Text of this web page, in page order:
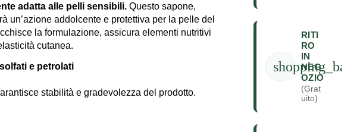
adatta alle pelli sensibili.Questo sapone,
un’azione addolcente e protettiva per la pelle del
la formulazione, assicura elementi nutritivi
cutanea.
e petrolati
stabilità e gradevolezza del prodotto.
shopping_bag
RITI
RO
IN
NEG
OZIO
(Grat
uito)